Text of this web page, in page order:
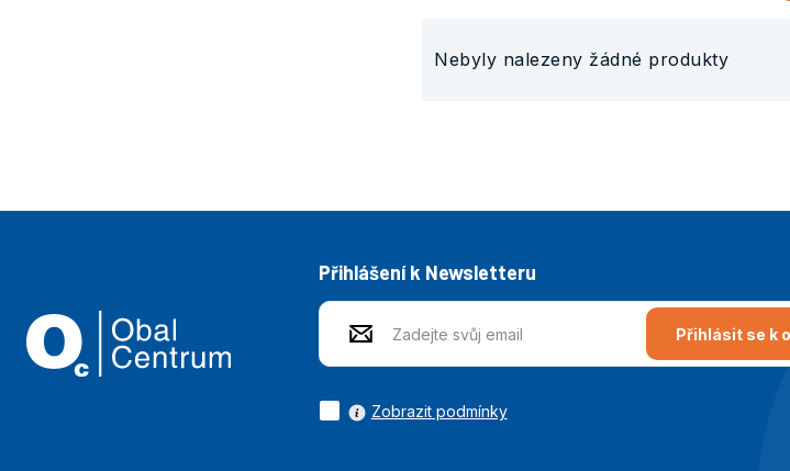
Nebyly nalezeny žádné produkty
Přihlášení k Newsletteru
Přihlásit se k
Zobrazit podmínky